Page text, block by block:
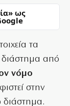
ως
τα
διάστημα από
νόμο
στην
διάστημα.